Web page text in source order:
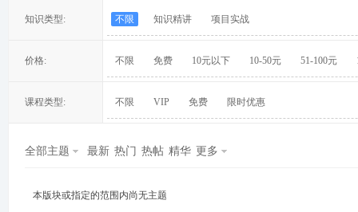
知识类型: 不限 知识精讲 项目实战
价格: 不限 免费 10元以下 10-50元 51-100元
课程类型: 不限 VIP 免费 限时优惠
全部主题 最新 热门 热帖 精华 更多
本版块或指定的范围内尚无主题